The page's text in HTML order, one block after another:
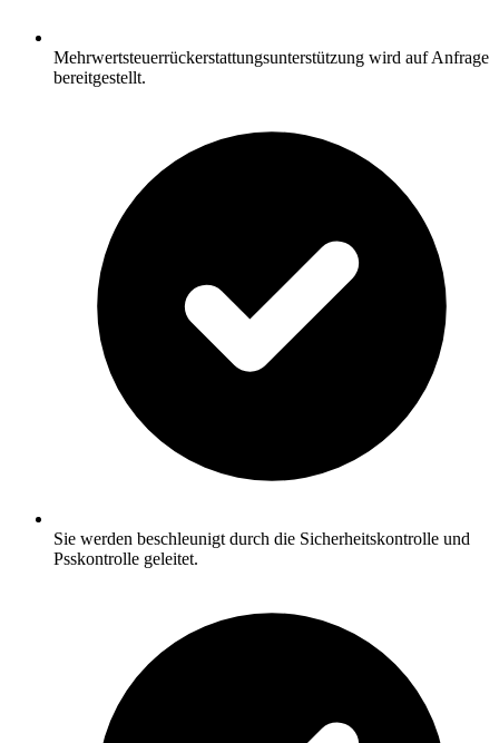
Mehrwertsteuerrückerstattungsunterstützung wird auf Anfrage
bereitgestellt.
Sie werden beschleunigt durch die Sicherheitskontrolle und
Psskontrolle geleitet.